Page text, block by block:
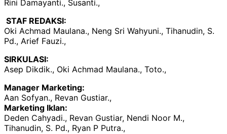
Rini Damayanti., Susanti.,
STAF REDAKSI:
Oki Achmad Maulana., Neng Sri Wahyuni., Tihanudin, S.
Pd., Arief Fauzi.,
SIRKULASI:
Asep Dikdik., Oki Achmad Maulana., Toto.,
Manager Marketing:
Aan Sofyan., Revan Gustiar.,
Marketing Iklan:
Deden Cahyadi., Revan Gustiar, Nendi Noor M.,
Tihanudin, S. Pd., Ryan P Putra.,